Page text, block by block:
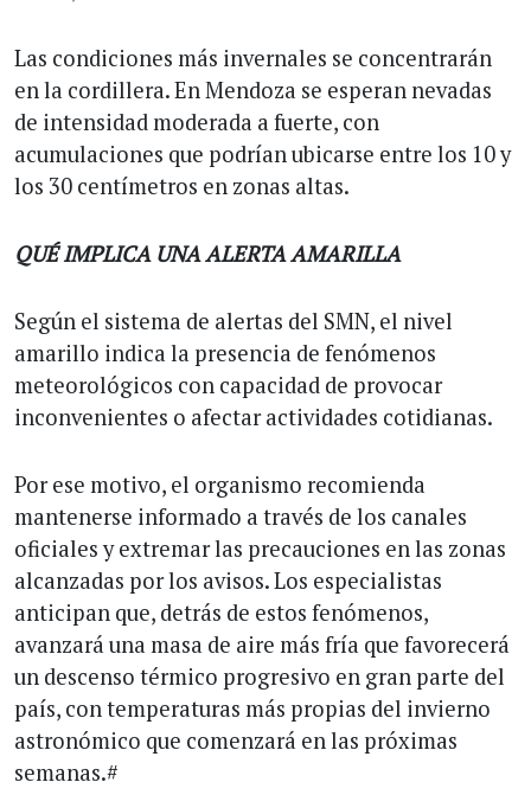
Las condiciones más invernales se concentrarán
en la cordillera. En Mendoza se esperan nevadas
de intensidad moderada a fuerte, con
acumulaciones que podrían ubicarse entre los 10 y
los 30 centímetros en zonas altas.
QUÉ IMPLICA UNA ALERTA AMARILLA
Según el sistema de alertas del SMN, el nivel
amarillo indica la presencia de fenómenos
meteorológicos con capacidad de provocar
inconvenientes o afectar actividades cotidianas.
Por ese motivo, el organismo recomienda
mantenerse informado a través de los canales
oficiales y extremar las precauciones en las zonas
alcanzadas por los avisos. Los especialistas
anticipan que, detrás de estos fenómenos,
avanzará una masa de aire más fría que favorecerá
un descenso térmico progresivo en gran parte del
país, con temperaturas más propias del invierno
astronómico que comenzará en las próximas
semanas.#